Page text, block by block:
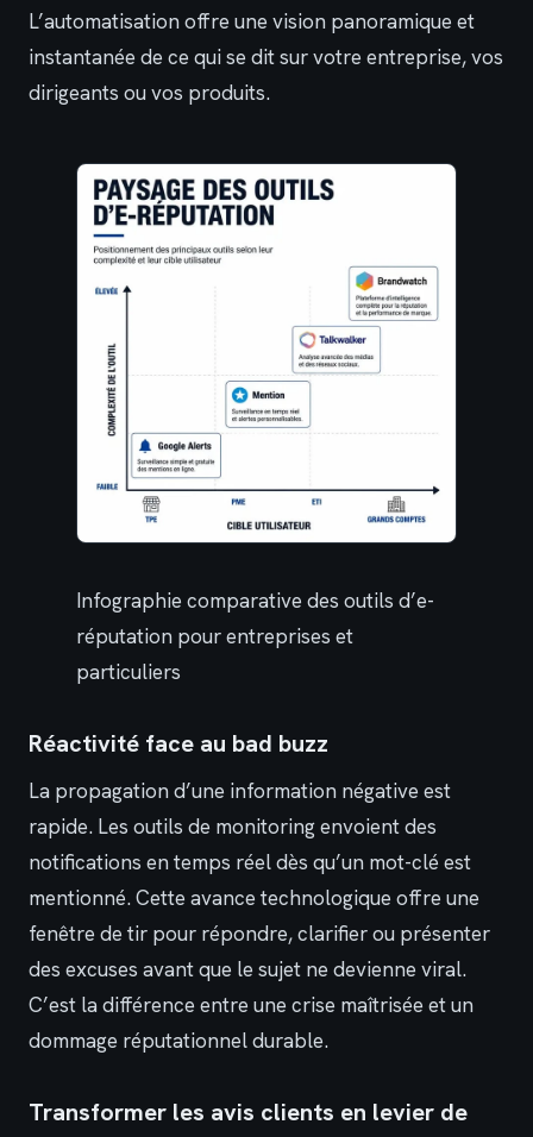
L’automatisation offre une vision panoramique et
instantanée de ce qui se dit sur votre entreprise, vos
dirigeants ou vos produits.
Infographie comparative des outils d’e-
réputation pour entreprises et
particuliers
Réactivité face au bad buzz
La propagation d’une information négative est
rapide. Les outils de monitoring envoient des
notifications en temps réel dès qu’un mot-clé est
mentionné. Cette avance technologique offre une
fenêtre de tir pour répondre, clarifier ou présenter
des excuses avant que le sujet ne devienne viral.
C’est la différence entre une crise maîtrisée et un
dommage réputationnel durable.
Transformer les avis clients en levier de